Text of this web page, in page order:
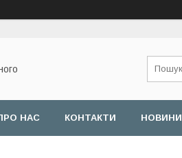
НАС КОНТАКТИ НОВИНИ